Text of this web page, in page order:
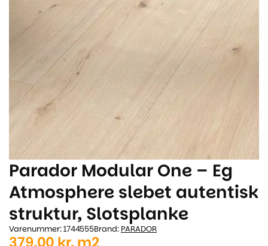
Parador Modular One – Eg
Atmosphere slebet autentisk
struktur, Slotsplanke
Varenummer: 1744555Brand: PARADOR
Den
379,00 kr.
Den
m2